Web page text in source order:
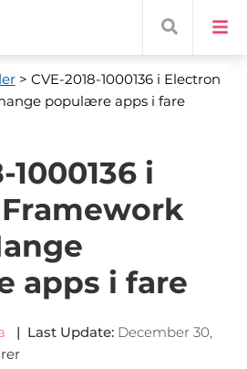
> CVE-2018-1000136 i Electron
populære apps i fare
1000136 i
apps i fare
| Last Update: December 30,